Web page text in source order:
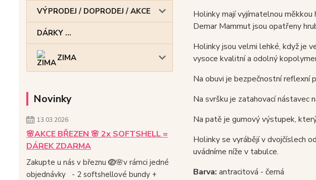
VÝPRODEJ / DOPRODEJ / AKCE
DÁRKY ...
ZIMA
Novinky
13.03.2026
🌸AKCE BŘEZEN 🌸 2x SOFTSHELL =
DÁREK ZDARMA
Zakupte u nás v březnu 🪺🌸v rámci jedné
objednávky - 2 softshellové bundy +
Holinky mají vyjímatelnou měkkou
Demar Mammut jsou opatřeny
Holinky jsou velmi lehké, když je
vysoce kvalitní a odolný
Na obuvi je bezpečnostní
Na svršku je zatahovací nástavec
Na patě je gumový výstupek,
Holinky se vyrábějí v dvojčíslech
uvádníme níže v tabulce.
Barva: antracitová - černá